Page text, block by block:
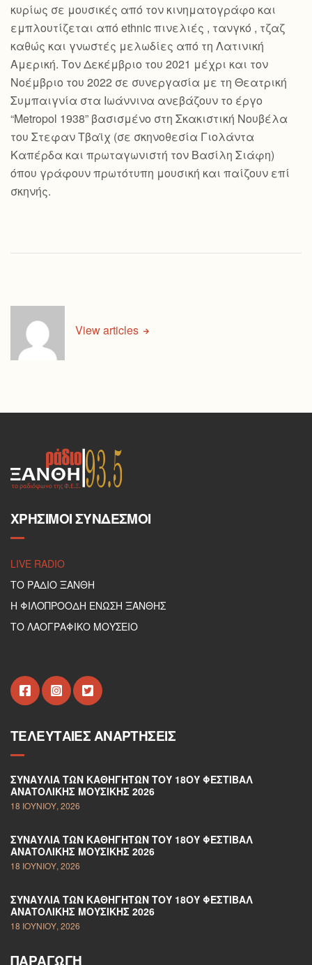
κυρίως σε μουσικές από τον κινηματογράφο και
εμπλουτίζεται από ethnic πινελιές , τανγκό , τζαζ
καθώς και γνωστές μελωδίες από τη Λατινική
Αμερική. Τον Δεκέμβριο του 2021 μέχρι και τον
Νοέμβριο του 2022 σε συνεργασία με τη Θεατρική
Συμπαιγνία στα Ιωάννινα ανεβάζουν το έργο
“Metropol 1938” βασισμένο στη Σκακιστική Νουβέλα
του Στεφαν Τβαϊχ (σε σκηνοθεσία Γιολάντα
Καπέρδα και πρωταγωνιστή τον Βασίλη Σιάφη)
όπου γράφουν πρωτότυπη μουσική και παίζουν επί
σκηνής.
View articles
ΧΡΉΣΙΜΟΙ ΣΎΝΔΕΣΜΟΙ
LIVE RADIO
ΤΟ ΡΑΔΙΟ ΞΑΝΘΗ
Η ΦΙΛΟΠΡΟΟΔΗ ΕΝΩΣΗ ΞΑΝΘΗΣ
ΤΟ ΛΑΟΓΡΑΦΙΚΟ ΜΟΥΣΕΙΟ
ΤΕΛΕΥΤΑΊΕΣ ΑΝΑΡΤΉΣΕΙΣ
ΣΥΝΑΥΛΊΑ ΤΩΝ ΚΑΘΗΓΗΤΏΝ ΤΟΥ 18ΟΥ ΦΕΣΤΙΒΆΛ
ΑΝΑΤΟΛΙΚΉΣ ΜΟΥΣΙΚΉΣ 2026
18 ΙΟΥΝΊΟΥ, 2026
ΣΥΝΑΥΛΊΑ ΤΩΝ ΚΑΘΗΓΗΤΏΝ ΤΟΥ 18ΟΥ ΦΕΣΤΙΒΆΛ
ΑΝΑΤΟΛΙΚΉΣ ΜΟΥΣΙΚΉΣ 2026
18 ΙΟΥΝΊΟΥ, 2026
ΣΥΝΑΥΛΊΑ ΤΩΝ ΚΑΘΗΓΗΤΏΝ ΤΟΥ 18ΟΥ ΦΕΣΤΙΒΆΛ
ΑΝΑΤΟΛΙΚΉΣ ΜΟΥΣΙΚΉΣ 2026
18 ΙΟΥΝΊΟΥ, 2026
ΠΑΡΑΓΩΓΉ